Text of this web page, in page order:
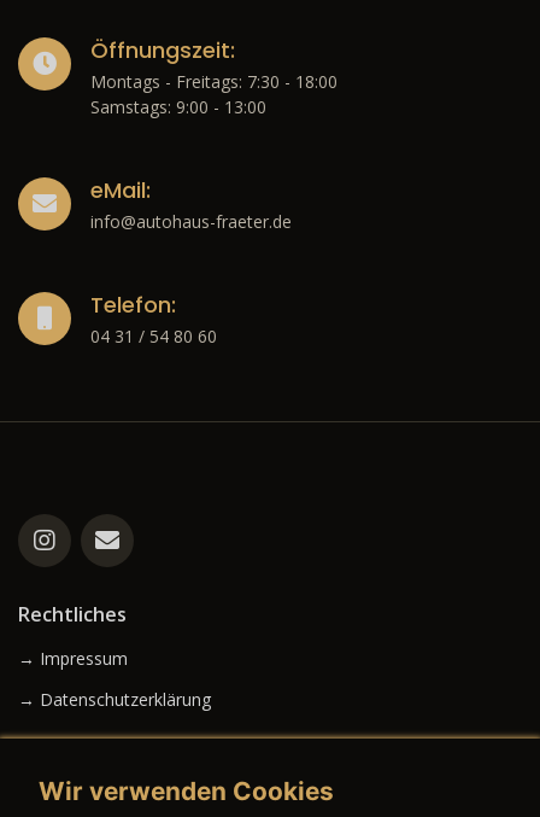
Öffnungszeit:
Montags - Freitags: 7:30 - 18:00
Samstags: 9:00 - 13:00
eMail:
info@autohaus-fraeter.de
Telefon:
04 31 / 54 80 60
Rechtliches
→ Impressum
→ Datenschutzerklärung
Wir verwenden Cookies